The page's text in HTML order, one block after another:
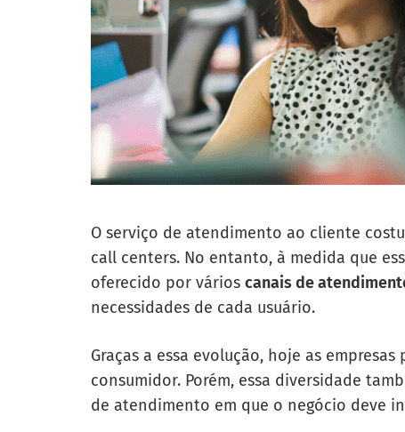
O serviço de atendimento ao cliente
call centers. No entanto, à medida que
oferecido por vários canais de
necessidades de cada usuário.
Graças a essa evolução, hoje as
consumidor. Porém, essa diversidade
de atendimento em que o negócio deve